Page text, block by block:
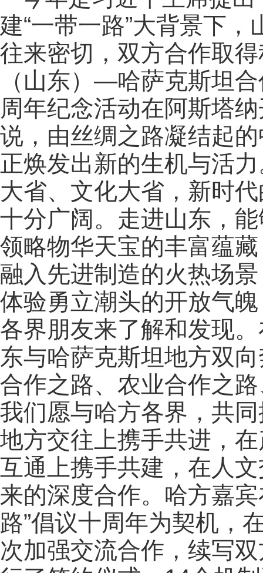
建“一带一路”大背景下
往来密切，双方合作取
（山东）—哈萨克斯坦
周年纪念活动在阿斯塔
说，由丝绸之路凝结起
正焕发出新的生机与活
大省、文化大省，新时
十分广阔。走进山东，
领略物华天宝的丰富蕴
融入先进制造的火热场
体验勇立潮头的开放气
各界朋友来了解和发现
东与哈萨克斯坦地方双
合作之路、农业合作之
我们愿与哈方各界，共
地方交往上携手共进，
互通上携手共建，在人
来的深度合作。哈方嘉
路”倡议十周年为契机，
次加强交流合作，续写